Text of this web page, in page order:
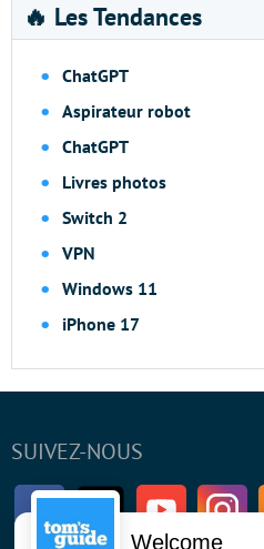
🔥 Les Tendances
ChatGPT
Aspirateur robot
ChatGPT
Livres photos
Switch 2
VPN
Windows 11
iPhone 17
SUIVEZ-NOUS
FacebookTwitter Youtube
Welcome